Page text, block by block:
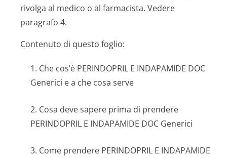
rivolga al medico o al farmacista. Vedere
paragrafo 4.
Contenuto di questo foglio:
1. Che cos’è PERINDOPRIL E INDAPAMIDE DOC
Generici e a che cosa serve
2. Cosa deve sapere prima di prendere
PERINDOPRIL E INDAPAMIDE DOC Generici
3. Come prendere PERINDOPRIL E INDAPAMIDE